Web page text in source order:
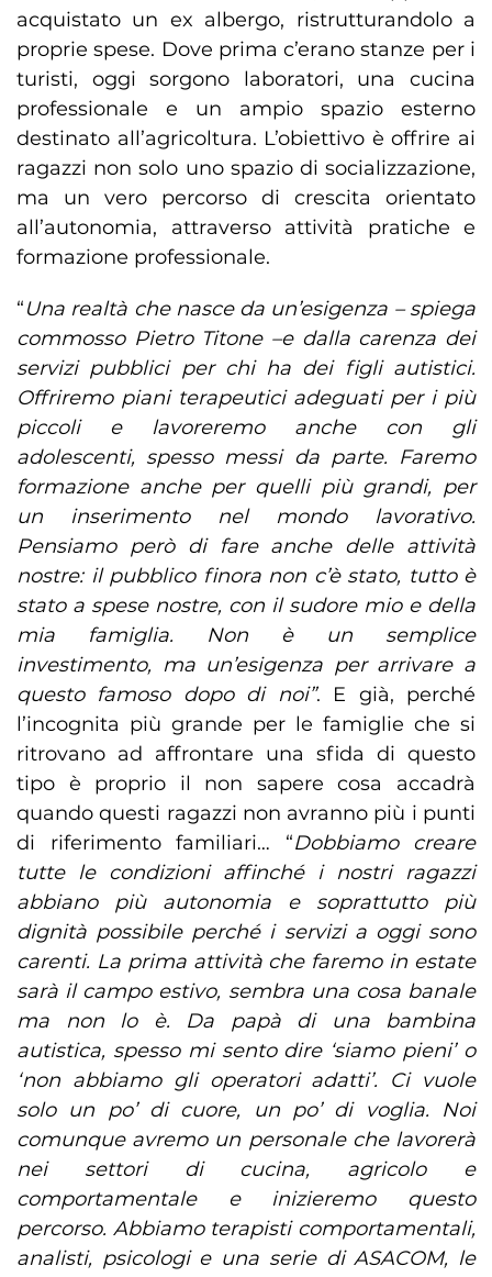
acquistato un ex albergo, ristrutturandolo a
proprie spese. Dove prima c’erano stanze per i
turisti, oggi sorgono laboratori, una cucina
professionale e un ampio spazio esterno
destinato all’agricoltura. L’obiettivo è offrire ai
ragazzi non solo uno spazio di socializzazione,
ma un vero percorso di crescita orientato
all’autonomia, attraverso attività pratiche e
formazione professionale.
“Una realtà che nasce da un’esigenza – spiega
commosso Pietro Titone –e dalla carenza dei
servizi pubblici per chi ha dei figli autistici.
Offriremo piani terapeutici adeguati per i più
piccoli e lavoreremo anche con gli
adolescenti, spesso messi da parte. Faremo
formazione anche per quelli più grandi, per
un inserimento nel mondo lavorativo.
Pensiamo però di fare anche delle attività
nostre: il pubblico finora non c’è stato, tutto è
stato a spese nostre, con il sudore mio e della
mia famiglia. Non è un semplice
investimento, ma un’esigenza per arrivare a
questo famoso dopo di noi”. E già, perché
l’incognita più grande per le famiglie che si
ritrovano ad affrontare una sfida di questo
tipo è proprio il non sapere cosa accadrà
quando questi ragazzi non avranno più i punti
di riferimento familiari… “Dobbiamo creare
tutte le condizioni affinché i nostri ragazzi
abbiano più autonomia e soprattutto più
dignità possibile perché i servizi a oggi sono
carenti. La prima attività che faremo in estate
sarà il campo estivo, sembra una cosa banale
ma non lo è. Da papà di una bambina
autistica, spesso mi sento dire ‘siamo pieni’ o
‘non abbiamo gli operatori adatti’. Ci vuole
solo un po’ di cuore, un po’ di voglia. Noi
comunque avremo un personale che lavorerà
nei settori di cucina, agricolo e
comportamentale e inizieremo questo
percorso. Abbiamo terapisti comportamentali,
analisti, psicologi e una serie di ASACOM, le